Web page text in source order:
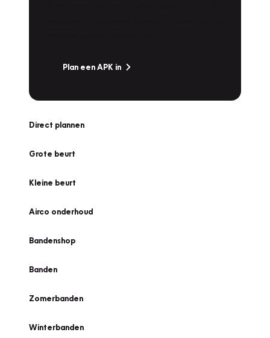
Plan een APK in
Direct plannen
Grote beurt
Kleine beurt
Airco onderhoud
Bandenshop
Banden
Zomerbanden
Winterbanden